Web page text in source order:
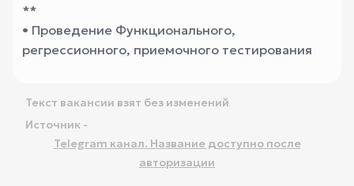
**
• Проведение Функционального,
регрессионного, приемочного тестирования
Текст вакансии взят без изменений
Источник -
Telegram канал. Название доступно после
авторизации